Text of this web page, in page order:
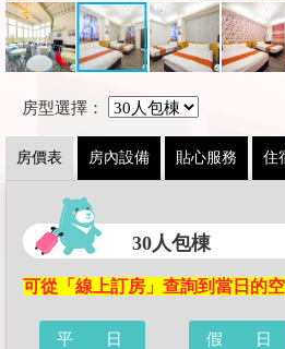
房型選擇：
房價表 房內設備 貼心服務 住
30人包棟
可從「線上訂房」查詢到當日的
平 日 假 日